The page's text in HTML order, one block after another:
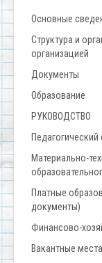
Основные
Структура и
организацией
Документы
Образование
РУКОВОДСТВО
Педагогический
Материально-
Платные
документы)
Финансово-
Вакантные